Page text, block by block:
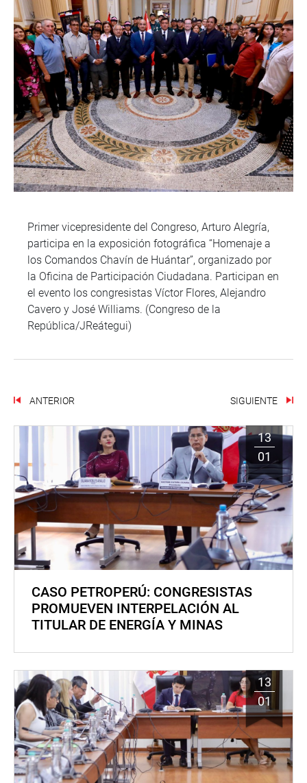
Primer vicepresidente del Congreso, Arturo Alegría,
participa en la exposición fotográfica “Homenaje a
los Comandos Chavín de Huántar”, organizado por
la Oficina de Participación Ciudadana. Participan en
el evento los congresistas Víctor Flores, Alejandro
Cavero y José Williams. (Congreso de la
República/JReátegui)
ANTERIOR SIGUIENTE
13
01
CASO PETROPERÚ: CONGRESISTAS
PROMUEVEN INTERPELACIÓN AL
TITULAR DE ENERGÍA Y MINAS
13
01